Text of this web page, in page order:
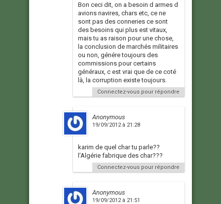
Bon ceci dit, on a besoin d armes d
avions navires, chars etc, ce ne
sont pas des conneries ce sont
des besoins qui plus est vitaux,
mais tu as raison pour une chose,
la conclusion de marchés militaires
ou non, génére toujours des
commissions pour certains
généraux, c est vrai que de ce coté
là, la corruption existe toujours.
Connectez-vous pour répondre
Anonymous
19/09/2012 à 21:28
karim de quel char tu parle??
l’Algérie fabrique des char???
Connectez-vous pour répondre
Anonymous
19/09/2012 à 21:51